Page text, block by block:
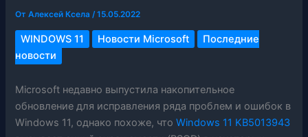
ОтАлексей Ксела/15.05.2022
WINDOWS 11 Новости Microsoft
Последние
новости
Microsoft недавно выпустила накопительное
обновление для исправления ряда проблем и ошибок в
Windows 11, однако похоже, чтоWindows 11 KB5013943